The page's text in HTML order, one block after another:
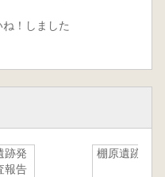
！しました
跡発
報告
棚原遺跡